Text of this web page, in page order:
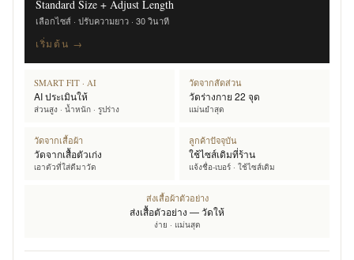
Standard Size + Adjust Length
เลือกไซส์ · ปรับความยาว · 30 วินาที
เริ่มต้น →
SMART FIT · AI
AI ประเมินให้
ส่วนสูง · น้ำหนัก · รูปร่าง
วัดจากสัดส่วน
วัดร่างกาย 22 จุด
แม่นยำสุด
วัดจากเสื้อผ้า
วัดจากเสื้อตัวเก่ง
เอาตัวที่ใส่ดีมาวัด
ลูกค้าปัจจุบัน
ใช้ไซส์เดิมที่ร้าน
แจ้งชื่อ-เบอร์ · ใช้ไซส์เดิม
ส่งเสื้อผ้าตัวอย่าง
ส่งเสื้อตัวอย่าง — วัดให้
ง่าย · แม่นสุด